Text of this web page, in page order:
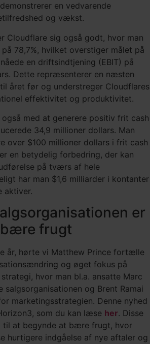
en vedvarende
og vækst.
Cloudflare sig også godt, hvor man
78,7%, hvilket overstiger målet på
en driftsindtjening (EBIT) på
Dette repræsenterer en næsten
året før og understreger Cloudflares
effektivitet og produktivitet.
med at generere positiv frit cash
34,9 millioner dollars. Man
over $100 millioner dollars i frit cash
en betydelig forbedring, der kan
på tværs af hele
har man $1,6 milliarder i kontanter
aktiver.
er
frugt
år, hørte vi Matthew Prince fortælle
og øget fokus på
hvor man bl.a. ansatte Marc
og Brent Ramai
marketingsstrategien. Denne nyhed
som du kan læse her. Disse
til at begynde at bære frugt, hvor
hurtigere indgåelse af nye aftaler og